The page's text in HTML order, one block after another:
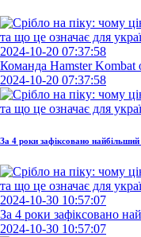
2024-10-20 07:37:58
Команда Hamster Kombat
2024-10-20 07:37:58
За 4 роки зафіксовано найбільший
2024-10-30 10:57:07
За 4 роки зафіксовано
2024-10-30 10:57:07